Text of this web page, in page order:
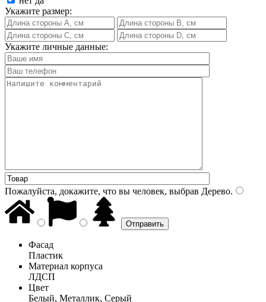
Укажите размер:
Укажите личные данные:
Пожалуйста, докажите, что вы человек, выбрав Дерево.
Фасад
Пластик
Материал корпуса
ЛДСП
Цвет
Белый, Металлик, Серый